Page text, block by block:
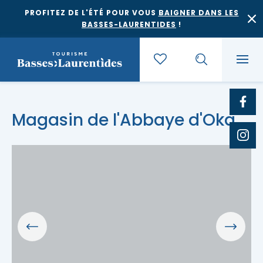
PROFITEZ DE L'ÉTÉ POUR VOUS BAIGNER DANS LES
BASSES-LAURENTIDES !
Quoi faire
Escapades
Magasin de l'Abbaye d'Oka